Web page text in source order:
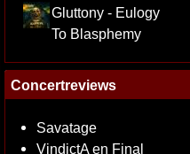
Gluttony - Eulogy
To Blasphemy
Concertreviews
Savatage
VindictA en Final